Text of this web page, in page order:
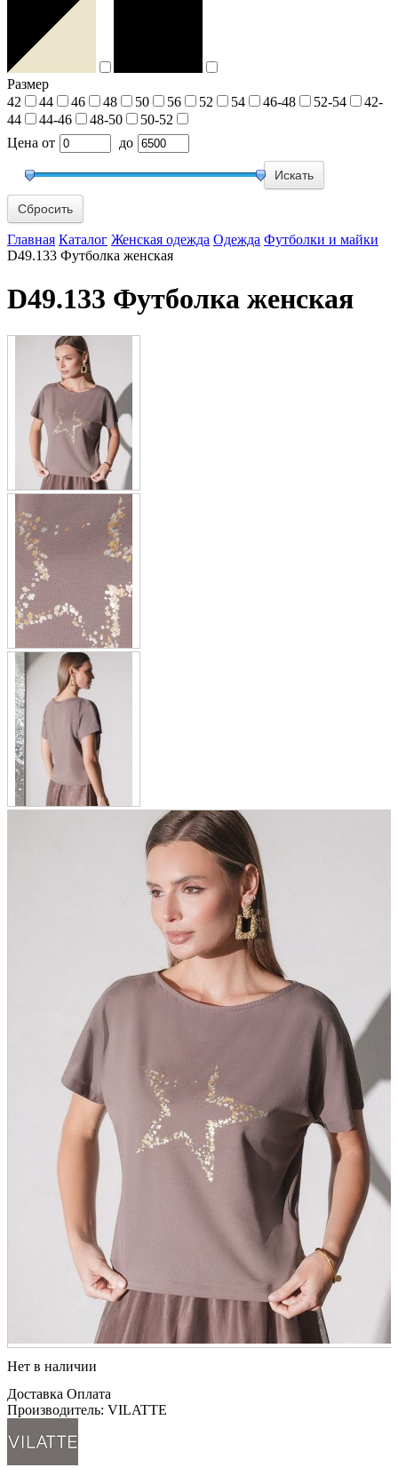
Размер
42
44 46 48 50 56 52 54 46-48 52-54
42-
44
44-46 48-50
50-52
Цена от до
Сбросить
Главная Каталог Женская одежда Одежда Футболки и майки
D49.133 Футболка женская
D49.133 Футболка женская
Нет в наличии
Доставка Оплата
Производитель: VILATTE